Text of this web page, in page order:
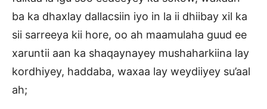
ba ka dhaxlay dallacsiin iyo in la ii dhiibay xil ka
sii sarreeya kii hore, oo ah maamulaha guud ee
xaruntii aan ka shaqaynayey mushaharkiina lay
kordhiyey, haddaba, waxaa lay weydiiyey su’aal
ah;